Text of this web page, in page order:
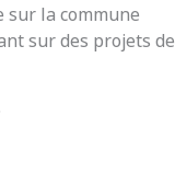
sur la commune
sur des projets de